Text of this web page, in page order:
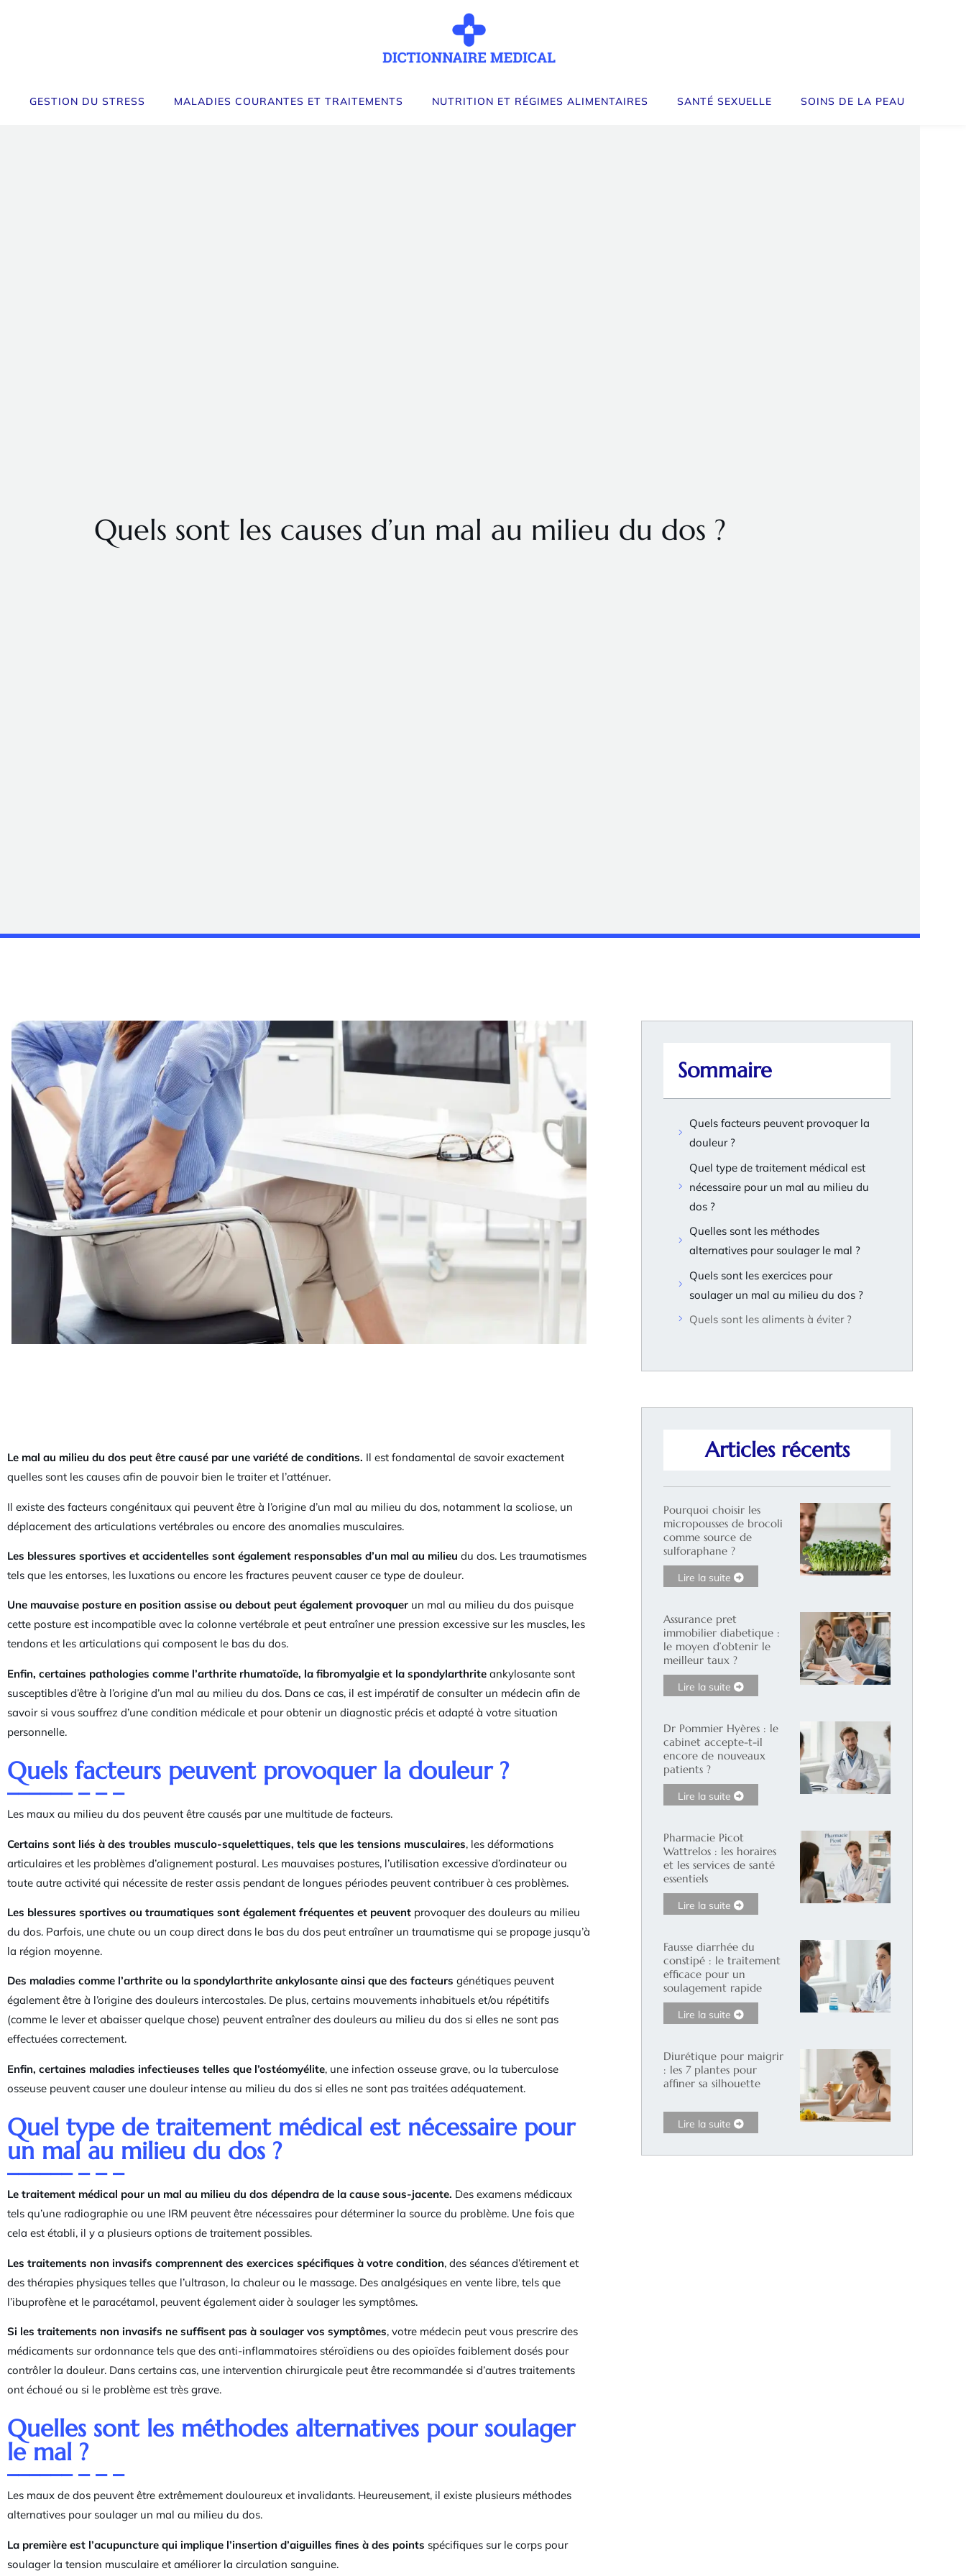
GESTION DU STRESS MALADIES COURANTES ET TRAITEMENTS NUTRITION ET RÉGIMES ALIMENTAIRES SANTÉ SEXUELLE SOINS DE LA PEAU
Quels sont les causes d’un mal au milieu du dos ?
Le mal au milieu du dos peut être causé par une variété de conditions. Il est fondamental de savoir exactement
quelles sont les causes afin de pouvoir bien le traiter et l’atténuer.
Il existe des facteurs congénitaux qui peuvent être à l’origine d’un mal au milieu du dos, notamment la scoliose, un
déplacement des articulations vertébrales ou encore des anomalies musculaires.
Les blessures sportives et accidentelles sont également responsables d’un mal au milieu du dos. Les traumatismes
tels que les entorses, les luxations ou encore les fractures peuvent causer ce type de douleur.
Une mauvaise posture en position assise ou debout peut également provoquer un mal au milieu du dos puisque
cette posture est incompatible avec la colonne vertébrale et peut entraîner une pression excessive sur les muscles, les
tendons et les articulations qui composent le bas du dos.
Enfin, certaines pathologies comme l’arthrite rhumatoïde, la fibromyalgie et la spondylarthrite ankylosante sont
susceptibles d’être à l’origine d’un mal au milieu du dos. Dans ce cas, il est impératif de consulter un médecin afin de
savoir si vous souffrez d’une condition médicale et pour obtenir un diagnostic précis et adapté à votre situation
personnelle.
Quels facteurs peuvent provoquer la douleur ?
Les maux au milieu du dos peuvent être causés par une multitude de facteurs.
Certains sont liés à des troubles musculo-squelettiques, tels que les tensions musculaires, les déformations
articulaires et les problèmes d’alignement postural. Les mauvaises postures, l’utilisation excessive d’ordinateur ou
toute autre activité qui nécessite de rester assis pendant de longues périodes peuvent contribuer à ces problèmes.
Les blessures sportives ou traumatiques sont également fréquentes et peuvent provoquer des douleurs au milieu
du dos. Parfois, une chute ou un coup direct dans le bas du dos peut entraîner un traumatisme qui se propage jusqu’à
la région moyenne.
Des maladies comme l’arthrite ou la spondylarthrite ankylosante ainsi que des facteurs génétiques peuvent
également être à l’origine des douleurs intercostales. De plus, certains mouvements inhabituels et/ou répétitifs
(comme le lever et abaisser quelque chose) peuvent entraîner des douleurs au milieu du dos si elles ne sont pas
effectuées correctement.
Enfin, certaines maladies infectieuses telles que l’ostéomyélite, une infection osseuse grave, ou la tuberculose
osseuse peuvent causer une douleur intense au milieu du dos si elles ne sont pas traitées adéquatement.
Quel type de traitement médical est nécessaire pour
un mal au milieu du dos ?
Le traitement médical pour un mal au milieu du dos dépendra de la cause sous-jacente. Des examens médicaux
tels qu’une radiographie ou une IRM peuvent être nécessaires pour déterminer la source du problème. Une fois que
cela est établi, il y a plusieurs options de traitement possibles.
Les traitements non invasifs comprennent des exercices spécifiques à votre condition, des séances d’étirement et
des thérapies physiques telles que l’ultrason, la chaleur ou le massage. Des analgésiques en vente libre, tels que
l’ibuprofène et le paracétamol, peuvent également aider à soulager les symptômes.
Si les traitements non invasifs ne suffisent pas à soulager vos symptômes, votre médecin peut vous prescrire des
médicaments sur ordonnance tels que des anti-inflammatoires stéroïdiens ou des opioïdes faiblement dosés pour
contrôler la douleur. Dans certains cas, une intervention chirurgicale peut être recommandée si d’autres traitements
ont échoué ou si le problème est très grave.
Quelles sont les méthodes alternatives pour soulager
le mal ?
Les maux de dos peuvent être extrêmement douloureux et invalidants. Heureusement, il existe plusieurs méthodes
alternatives pour soulager un mal au milieu du dos.
La première est l’acupuncture qui implique l’insertion d’aiguilles fines à des points spécifiques sur le corps pour
soulager la tension musculaire et améliorer la circulation sanguine.
Sommaire
Quels facteurs peuvent provoquer la
douleur ?
Quel type de traitement médical est
nécessaire pour un mal au milieu du
dos ?
Quelles sont les méthodes
alternatives pour soulager le mal ?
Quels sont les exercices pour
soulager un mal au milieu du dos ?
Quels sont les aliments à éviter ?
Articles récents
Pourquoi choisir les
micropousses de brocoli
comme source de
sulforaphane ?
Lire la suite
Assurance pret
immobilier diabetique :
le moyen d’obtenir le
meilleur taux ?
Lire la suite
Dr Pommier Hyères : le
cabinet accepte-t-il
encore de nouveaux
patients ?
Lire la suite
Pharmacie Picot
Wattrelos : les horaires
et les services de santé
essentiels
Lire la suite
Fausse diarrhée du
constipé : le traitement
efficace pour un
soulagement rapide
Lire la suite
Diurétique pour maigrir
: les 7 plantes pour
affiner sa silhouette
Lire la suite